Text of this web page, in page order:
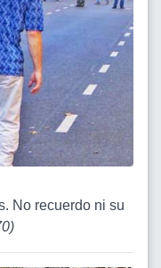
No recuerdo ni su
)